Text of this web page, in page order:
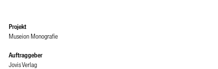
Projekt
Museion Monografie
Auftraggeber
Jovis Verlag